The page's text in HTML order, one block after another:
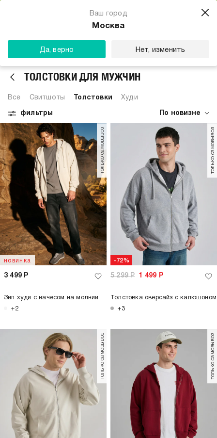
Ваш город
Москва
Да, верно Нет, изменить
ТОЛСТОВКИ ДЛЯ МУЖЧИН
Все Свитшоты Толстовки Худи
По новизне
фильтры
новинка
только самовывоз
3 499 Р
Зип худи с начесом на молнии
+2
-72%
только самовывоз
5 299Р 1 499 Р
Толстовка оверсайз с капюшоном
+3
только самовывоз только самовывоз
Магазин одежды для тебя